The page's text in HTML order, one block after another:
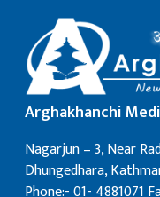
Arghakhanchi
Nagarjun – 3, Near
Dhungedhara,
Phone:- 01- 4881071